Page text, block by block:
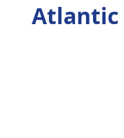
Atlantic